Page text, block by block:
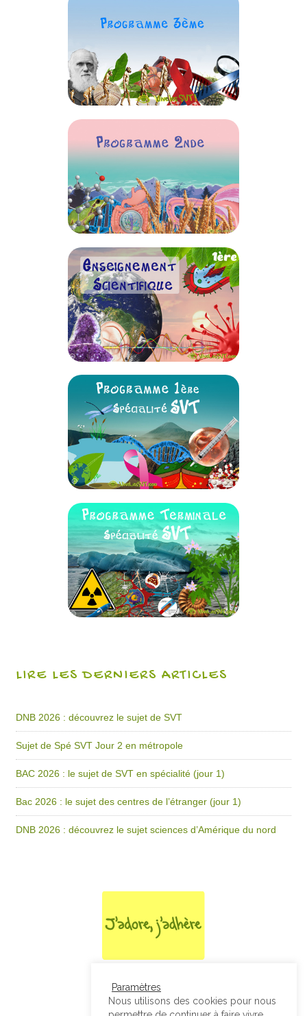
LIRE LES DERNIERS ARTICLES
DNB 2026 : découvrez le sujet de SVT
Sujet de Spé SVT Jour 2 en métropole
BAC 2026 : le sujet de SVT en spécialité (jour 1)
Bac 2026 : le sujet des centres de l’étranger (jour 1)
DNB 2026 : découvrez le sujet sciences d’Amérique du nord
Paramètres
Nous utilisons des cookies pour nous